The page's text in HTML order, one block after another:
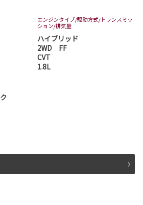
。
店、神栖店、つ
店となります。
。
エンジンタイプ/駆動方式/トランスミッ
ション/排気量
ハイブリッド
2WD FF
CVT
1.8L